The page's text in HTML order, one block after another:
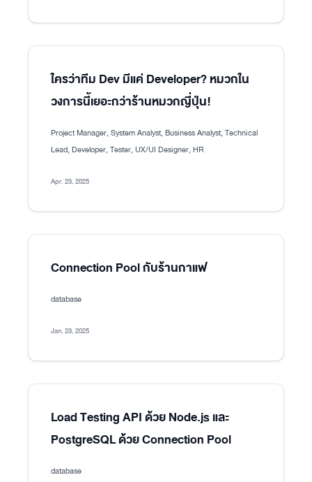
ใครว่าทีม Dev มีแค่ Developer? หมวกใน
วงการนี้เยอะกว่าร้านหมวกญี่ปุ่น!
Project Manager, System Analyst, Business Analyst, Technical
Lead, Developer, Tester, UX/UI Designer, HR
Apr. 23, 2025
Connection Pool กับร้านกาแฟ
database
Jan. 23, 2025
Load Testing API ด้วย Node.js และ
PostgreSQL ด้วย Connection Pool
database